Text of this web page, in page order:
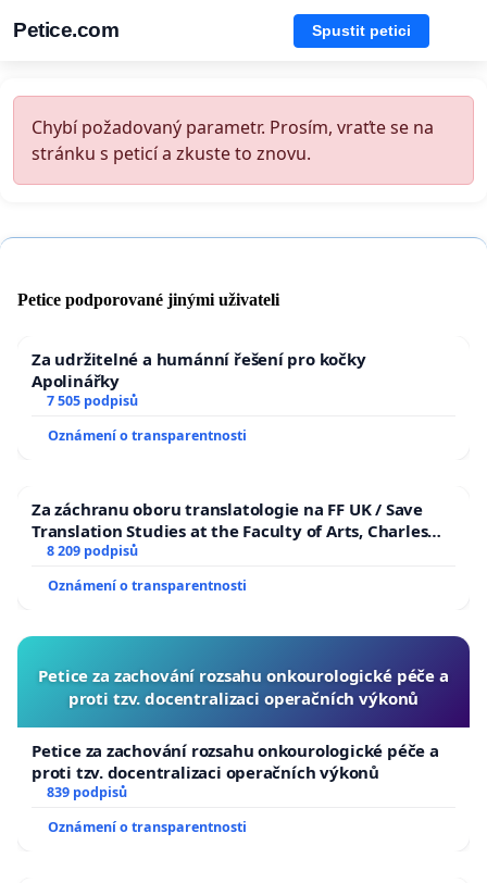
Petice.com Spustit petici
Chybí požadovaný parametr. Prosím, vraťte se na
stránku s peticí a zkuste to znovu.
Petice podporované jinými uživateli
Za udržitelné a humánní řešení pro kočky
Apolinářky
7 505 podpisů
Oznámení o transparentnosti
Za záchranu oboru translatologie na FF UK / Save
Translation Studies at the Faculty of Arts, Charles
University
8 209 podpisů
Oznámení o transparentnosti
Petice za zachování rozsahu onkourologické péče a
proti tzv. docentralizaci operačních výkonů
Petice za zachování rozsahu onkourologické péče a
proti tzv. docentralizaci operačních výkonů
839 podpisů
Oznámení o transparentnosti